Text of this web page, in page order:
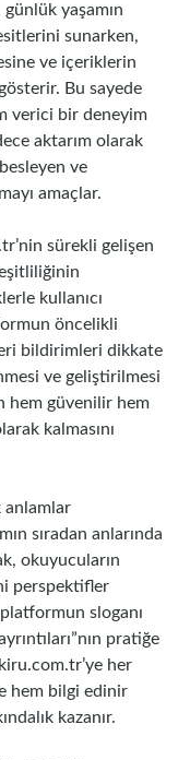
yaşamın
sunarken,
ve içeriklerin
Bu sayede
verici bir deneyim
aktarım olarak
ve
amaçlar.
sürekli gelişen
kullanıcı
öncelikli
bildirimleri dikkate
ve geliştirilmesi
hem güvenilir hem
kalmasını
anlamlar
sıradan anlarında
okuyucuların
perspektifler
platformun sloganı
pratiğe
her
hem bilgi edinir
kazanır.